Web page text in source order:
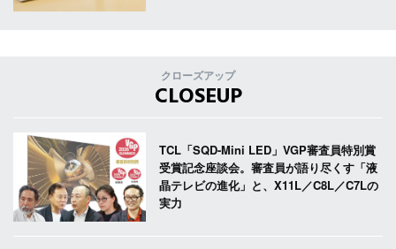
クローズアップ
CLOSEUP
TCL「SQD-Mini LED」VGP審査員特別賞
受賞記念座談会。審査員が語り尽くす「液
晶テレビの進化」と、X11L／C8L／C7Lの
実力